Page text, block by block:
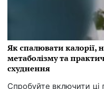
Як спалювати калорії,
метаболізму та
схуднення
Спробуйте включити ці